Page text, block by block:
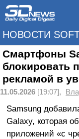
Смартфоны
блокировать
рекламой в
11.05.2026 [19:07],
Samsung
Galaxy, которая
приложений «с